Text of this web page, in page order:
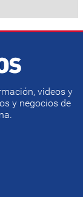
videos y
y negocios de